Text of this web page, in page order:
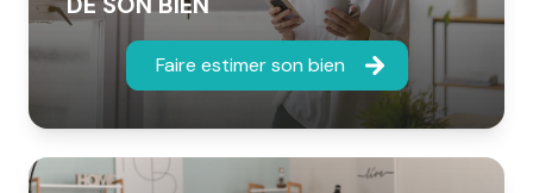
Faire estimer son bien